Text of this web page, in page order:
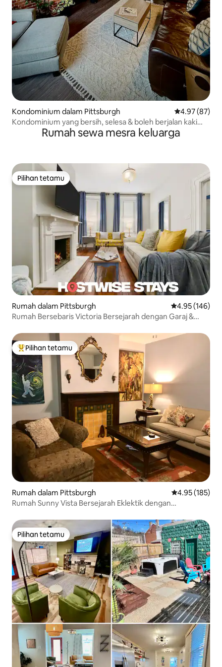
Kondominium dalam Pittsburgh Penarafan
4.97 (87)
Kondominium yang bersih, selesa & boleh berjalan kaki
dengan peningkatan mewah
Rumah sewa mesra keluarga
Pilihan tetamu
Pilihan tetamu
Rumah dalam Pittsburgh Penarafan
4.95 (146)
Rumah Bersebaris Victoria Bersejarah dengan Garaj &
Pilihan utama tetamu
Pilihan tetamu
Rumah dalam Pittsburgh Penarafan
4.95 (185)
Rumah Sunny Vista Bersejarah Eklektik dengan
Pilihan tetamu
Pilihan tetamu